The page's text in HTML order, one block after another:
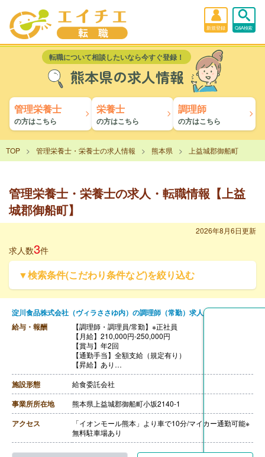
新規登録 Q&A検索
転職について相談したいなら今すぐ登録！
熊本県の求人情報
管理栄養士
の方はこちら
栄養士
の方はこちら
調理師
の方はこちら
TOP 管理栄養士・栄養士の求人情報 熊本県 上益城郡御船町
管理栄養士・栄養士の求人・転職情報【上益
城郡御船町】
2026年8月6日更新
求人数3件
▼検索条件(こだわり条件など)を絞り込む
淀川食品株式会社（ヴィラささゆ内）の調理師（常勤）求人
給与・報酬
【調理師・調理員/常勤】※正社員
【月給】210,000円-250,000円
【賞与】年2回
【通勤手当】全額支給（規定有り）
【昇給】あり
【退職金】あり※勤続3年以上
施設形態 給食委託会社
事業所所在地 熊本県上益城郡御船町小坂2140-1
アクセス
「イオンモール熊本」より車で10分/マイカー通勤可能※
無料駐車場あり